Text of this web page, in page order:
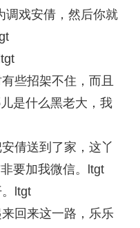
戏安倩，然后你就
些招架不住，而且
是什么黑老大，我
倩送到了家，这丫
要加我微信。ltgt
ltgt
回来这一路，乐乐